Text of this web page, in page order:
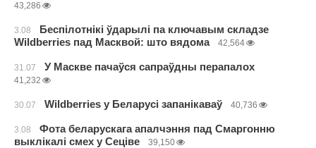
43,286
3.08
Беспілотнікі ўдарылі па ключавым складзе
Wildberries пад Масквой: што вядома
42,564
31.07 У Маскве пачаўся сапраўдны перапалох
41,232
30.07 Wildberries у Беларусі запанікаваў 40,736
3.08
Фота беларускага апалчэння пад Смаргонню
выклікалі смех у Сеціве
39,150